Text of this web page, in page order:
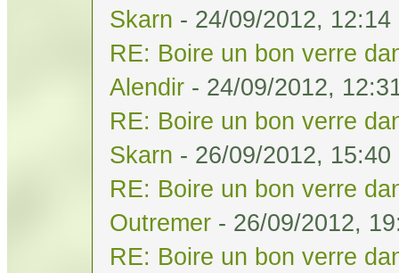
Skarn - 24/09/2012, 12:14
RE: Boire un bon verre
Alendir - 24/09/2012,
RE: Boire un bon verre
Skarn - 26/09/2012, 15:40
RE: Boire un bon verre
Outremer - 26/09/2012,
RE: Boire un bon verre